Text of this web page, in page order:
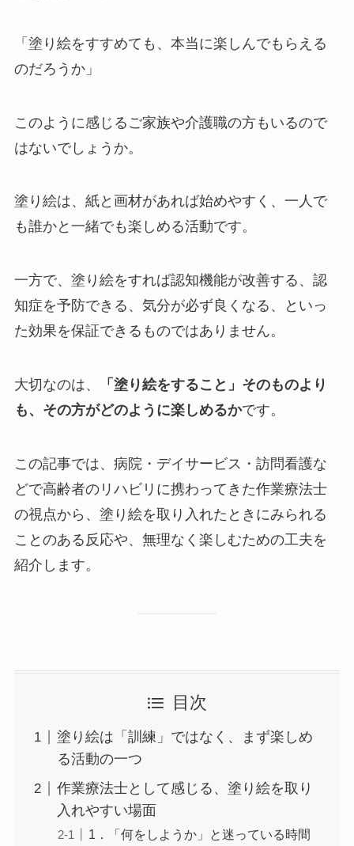
「塗り絵をすすめても、本当に楽しんでもらえる
のだろうか」
このように感じるご家族や介護職の方もいるので
はないでしょうか。
塗り絵は、紙と画材があれば始めやすく、一人で
も誰かと一緒でも楽しめる活動です。
一方で、塗り絵をすれば認知機能が改善する、認
知症を予防できる、気分が必ず良くなる、といっ
た効果を保証できるものではありません。
大切なのは、
「塗り絵をすること」そのものより
も、その方がどのように楽しめるかです。
この記事では、病院・デイサービス・訪問看護な
どで高齢者のリハビリに携わってきた作業療法士
の視点から、塗り絵を取り入れたときにみられる
ことのある反応や、無理なく楽しむための工夫を
紹介します。
目次
塗り絵は「訓練」ではなく、まず楽しめ
る活動の一つ
作業療法士として感じる、塗り絵を取り
入れやすい場面
1．「何をしようか」と迷っている時間